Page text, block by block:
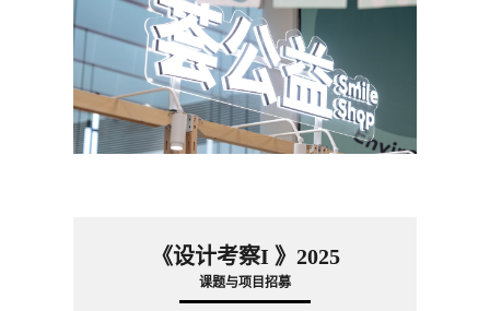
《设计考察I 》 2025
课题与项目招募